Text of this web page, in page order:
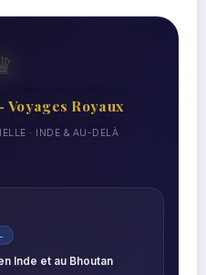
Royaux
· INDE & AU-DELÀ
Inde et au Bhoutan